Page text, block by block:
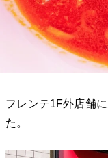
フレンテ1F外店舗
た。